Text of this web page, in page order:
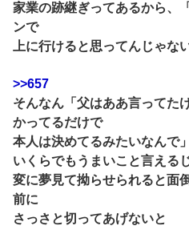
家業の跡継ぎってあるから、
ンで
上に行けると思ってんじゃな
>>657
そんなん「父はああ言ってた
かってるだけで
本人は決めてるみたいなんで
いくらでもうまいこと言える
変に夢見て拗らせられると面
前に
さっさと切ってあげないと